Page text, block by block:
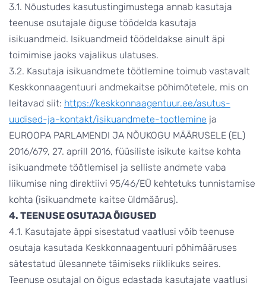
3.1. Nõustudes kasutustingimustega annab kasutaja
teenuse osutajale õiguse töödelda kasutaja
isikuandmeid. Isikuandmeid töödeldakse ainult äpi
toimimise jaoks vajalikus ulatuses.
3.2. Kasutaja isikuandmete töötlemine toimub vastavalt
Keskkonnaagentuuri andmekaitse põhimõtetele, mis on
leitavad siit: https://keskkonnaagentuur.ee/asutus-
uudised-ja-kontakt/isikuandmete-tootlemine ja
EUROOPA PARLAMENDI JA NÕUKOGU MÄÄRUSELE (EL)
2016/679, 27. aprill 2016, füüsiliste isikute kaitse kohta
isikuandmete töötlemisel ja selliste andmete vaba
liikumise ning direktiivi 95/46/EÜ kehtetuks tunnistamise
kohta (isikuandmete kaitse üldmäärus).
4. TEENUSE OSUTAJA ÕIGUSED
4.1. Kasutajate äppi sisestatud vaatlusi võib teenuse
osutaja kasutada Keskkonnaagentuuri põhimääruses
sätestatud ülesannete täimiseks riiklikuks seires.
Teenuse osutajal on õigus edastada kasutajate vaatlusi